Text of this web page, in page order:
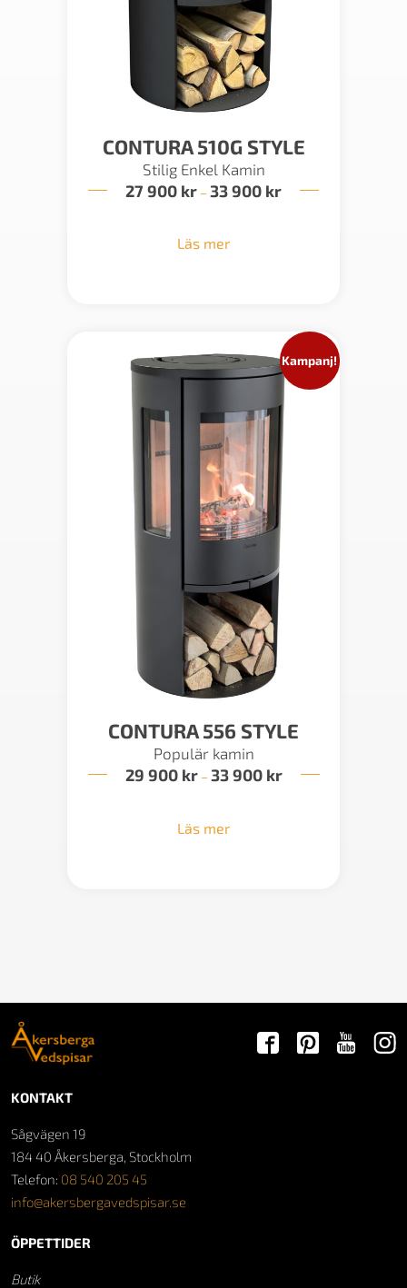
CONTURA 510G STYLE
Stilig Enkel Kamin
27 900 kr – 33 900 krPrisintervall:
Läs mer
Kampanj!
CONTURA 556 STYLE
Populär kamin
29 900 kr – 33 900 krPrisintervall:
Läs mer
KONTAKT
Sågvägen 19
184 40 Åkersberga, Stockholm
Telefon: 08 540 205 45
info@akersbergavedspisar.se
ÖPPETTIDER
Butik